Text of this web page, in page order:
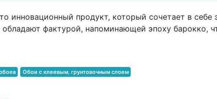
инновационный продукт, который сочетает в себе
фактурой, напоминающей эпоху барокко,
Обои с клеевым, грунтовочным слоем